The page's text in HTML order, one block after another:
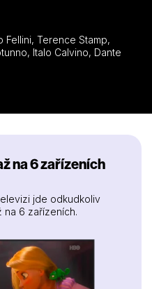
je vyprávěl sám Fellini, ale
přátel a spolupracovníků,
Donald Sutherland, jenž
Vše je doplněno
na 6 zařízeních
jde odkudkoliv
na 6 zařízeních.